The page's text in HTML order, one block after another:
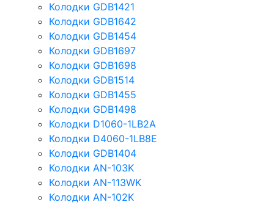
Колодки GDB1421
Колодки GDB1642
Колодки GDB1454
Колодки GDB1697
Колодки GDB1698
Колодки GDB1514
Колодки GDB1455
Колодки GDB1498
Колодки D1060-1LB2A
Колодки D4060-1LB8E
Колодки GDB1404
Колодки AN-103K
Колодки AN-113WK
Колодки AN-102K